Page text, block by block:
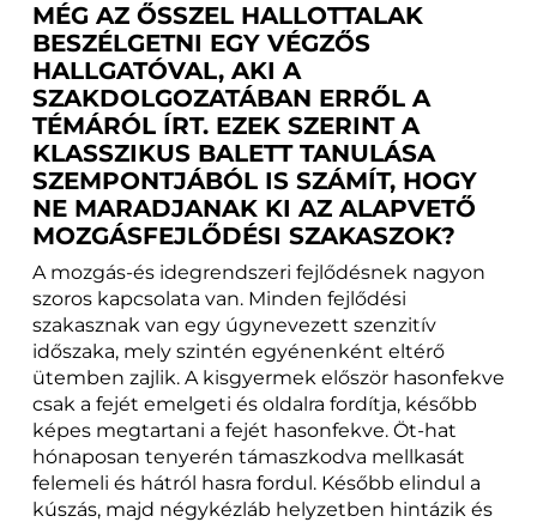
MÉG AZ ŐSSZEL HALLOTTALAK
BESZÉLGETNI EGY VÉGZŐS
HALLGATÓVAL, AKI A
SZAKDOLGOZATÁBAN ERRŐL A
TÉMÁRÓL ÍRT. EZEK SZERINT A
KLASSZIKUS BALETT TANULÁSA
SZEMPONTJÁBÓL IS SZÁMÍT, HOGY
NE MARADJANAK KI AZ ALAPVETŐ
MOZGÁSFEJLŐDÉSI SZAKASZOK?
A mozgás-és idegrendszeri fejlődésnek nagyon
szoros kapcsolata van. Minden fejlődési
szakasznak van egy úgynevezett szenzitív
időszaka, mely szintén egyénenként eltérő
ütemben zajlik. A kisgyermek először hasonfekve
csak a fejét emelgeti és oldalra fordítja, később
képes megtartani a fejét hasonfekve. Öt-hat
hónaposan tenyerén támaszkodva mellkasát
felemeli és hátról hasra fordul. Később elindul a
kúszás, majd négykézláb helyzetben hintázik és